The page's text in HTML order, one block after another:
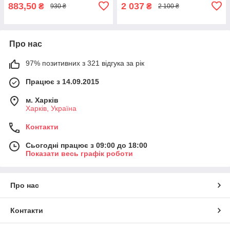
883,50 ₴ 930 ₴ 2 037 ₴ 2 100 ₴
Про нас
97% позитивних з 321 відгука за рік
Працює з 14.09.2015
м. Харків
Харків, Україна
Контакти
Сьогодні працює з 09:00 до 18:00
Показати весь графік роботи
Про нас
Контакти